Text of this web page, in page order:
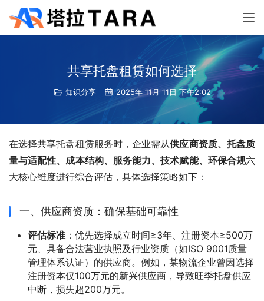
共享托盘租赁如何选择
知识分享 2025年 11月 11日 下午2:02
在选择共享托盘租赁服务时，企业需从供应商资质、托盘质
量与适配性、成本结构、服务能力、技术赋能、环保合规六
大核心维度进行综合评估，具体选择策略如下：
一、供应商资质：确保基础可靠性
评估标准 ：优先选择成立时间≥3年、注册资本≥500万
元、具备合法营业执照及行业资质（如ISO 9001质量
管理体系认证）的供应商。例如，某物流企业曾因选择
注册资本仅100万元的新兴供应商，导致旺季托盘供应
中断，损失超200万元。